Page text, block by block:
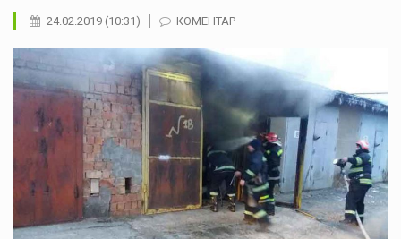
24.02.2019 (10:31) КОМЕНТАР